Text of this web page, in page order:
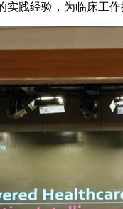
实践经验，为临床工作